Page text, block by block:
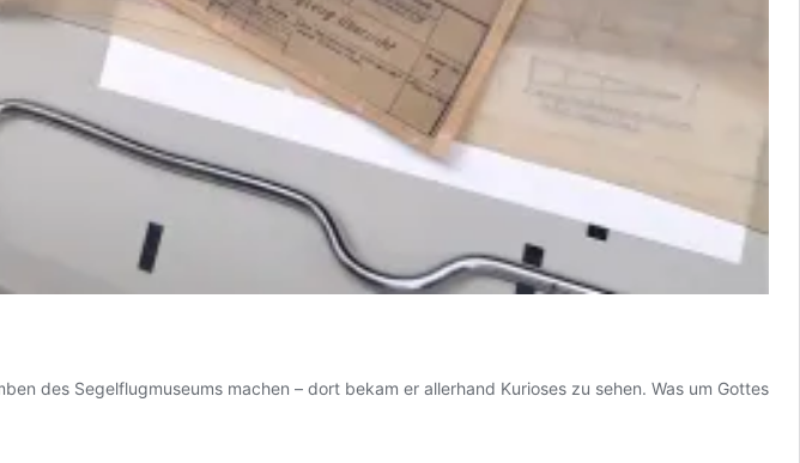
des Segelflugmuseums machen – dort bekam er allerhand Kurioses zu sehen. Was um Gottes